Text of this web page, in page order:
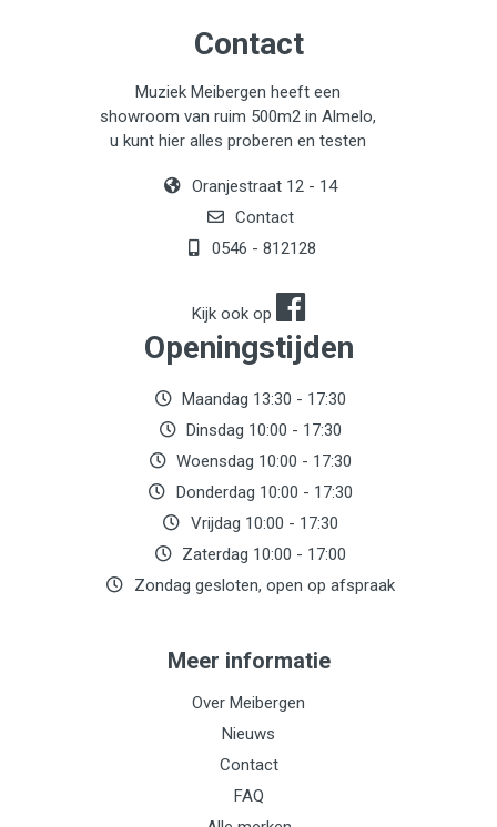
Contact
Muziek Meibergen heeft een
showroom van ruim 500m2 in Almelo,
u kunt hier alles proberen en testen
Oranjestraat 12 - 14
Contact
0546 - 812128
Kijk ook op
Openingstijden
Maandag 13:30 - 17:30
Dinsdag 10:00 - 17:30
Woensdag 10:00 - 17:30
Donderdag 10:00 - 17:30
Vrijdag 10:00 - 17:30
Zaterdag 10:00 - 17:00
Zondag gesloten, open op afspraak
Meer informatie
Over Meibergen
Nieuws
Contact
FAQ